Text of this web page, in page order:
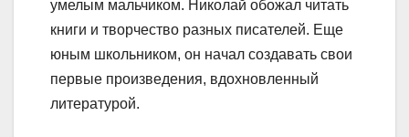
умелым мальчиком. Николай обожал читать
книги и творчество разных писателей. Еще
юным школьником, он начал создавать свои
первые произведения, вдохновленный
литературой.